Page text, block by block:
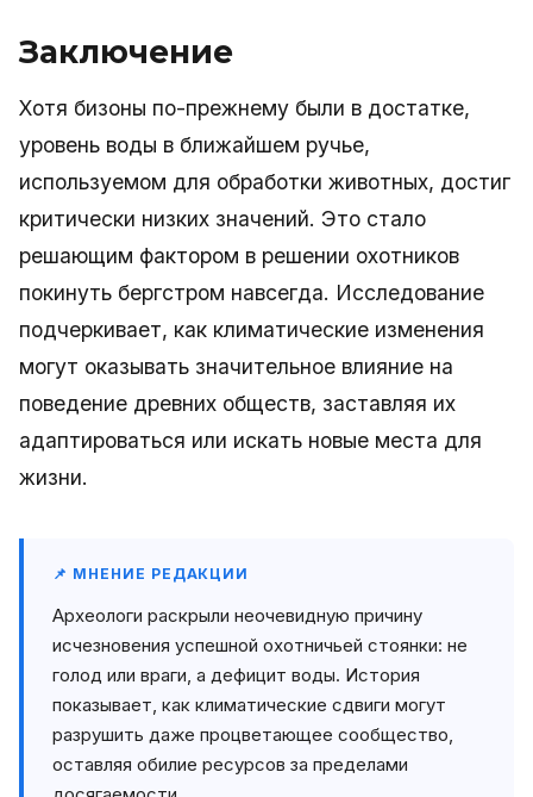
Заключение
Хотя бизоны по-прежнему были в достатке,
уровень воды в ближайшем ручье,
используемом для обработки животных, достиг
критически низких значений. Это стало
решающим фактором в решении охотников
покинуть бергстром навсегда. Исследование
подчеркивает, как климатические изменения
могут оказывать значительное влияние на
поведение древних обществ, заставляя их
адаптироваться или искать новые места для
жизни.
📌 МНЕНИЕ РЕДАКЦИИ
Археологи раскрыли неочевидную причину
исчезновения успешной охотничьей стоянки: не
голод или враги, а дефицит воды. История
показывает, как климатические сдвиги могут
разрушить даже процветающее сообщество,
оставляя обилие ресурсов за пределами